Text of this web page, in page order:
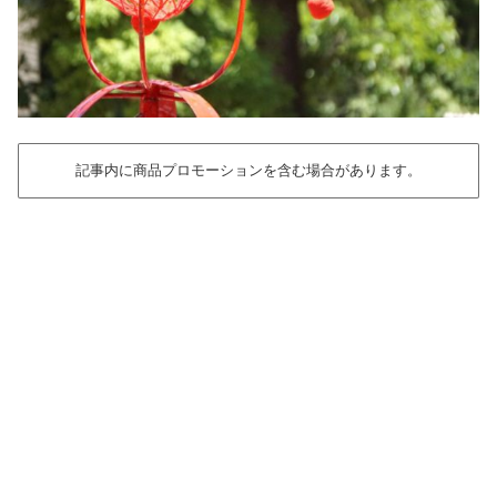
記事内に商品プロモーションを含む場合があります。